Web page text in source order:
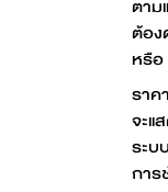
ตาม
ต้อง
หรือ
ราค
จะแ
ระบ
การ